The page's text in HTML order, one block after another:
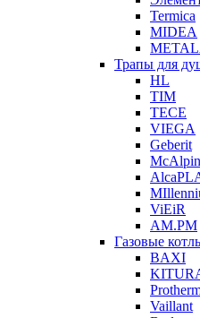
Termica
MIDEA
Трапы для
HL
TIM
TECE
VIEGA
Geberit
ViEiR
AM.PM
Газовые
BAXI
Vaillant